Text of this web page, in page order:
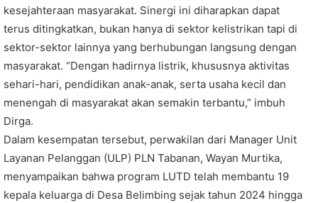
kesejahteraan masyarakat. Sinergi ini diharapkan dapat
terus ditingkatkan, bukan hanya di sektor kelistrikan tapi di
sektor-sektor lainnya yang berhubungan langsung dengan
masyarakat. “Dengan hadirnya listrik, khususnya aktivitas
sehari-hari, pendidikan anak-anak, serta usaha kecil dan
menengah di masyarakat akan semakin terbantu,” imbuh
Dirga.
Dalam kesempatan tersebut, perwakilan dari Manager Unit
Layanan Pelanggan (ULP) PLN Tabanan, Wayan Murtika,
menyampaikan bahwa program LUTD telah membantu 19
kepala keluarga di Desa Belimbing sejak tahun 2024 hingga